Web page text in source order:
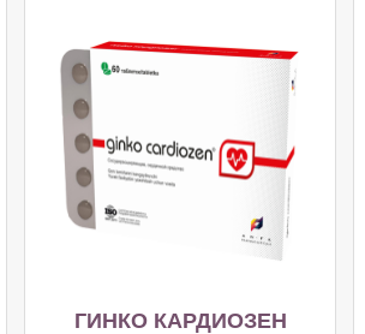
ГИНКО КАРДИОЗЕН